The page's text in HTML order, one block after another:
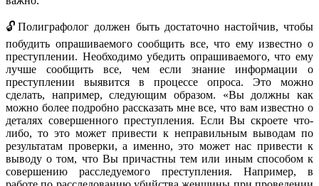
🔓Полиграфолог должен быть достаточно настойчив, чтобы
побудить опрашиваемого сообщить все, что ему известно о
преступлении. Необходимо убедить опрашиваемого, что ему
лучше сообщить все, чем если знание информации о
преступлении выявится в процессе опроса. Это можно
сделать, например, следующим образом. «Вы должны как
можно более подробно рассказать мне все, что вам известно о
деталях совершенного преступления. Если Вы скроете что-
либо, то это может привести к неправильным выводам по
результатам проверки, а именно, это может нас привести к
выводу о том, что Вы причастны тем или иным способом к
совершению расследуемого преступления. Например, в